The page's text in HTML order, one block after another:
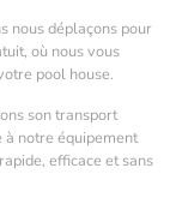
nous déplaçons pour
où nous vous
pool house.
son transport
notre équipement
efficace et sans